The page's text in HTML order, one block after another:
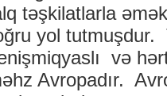
təşkilatlarla
yol tutmuşdur.
və
Avropadır.